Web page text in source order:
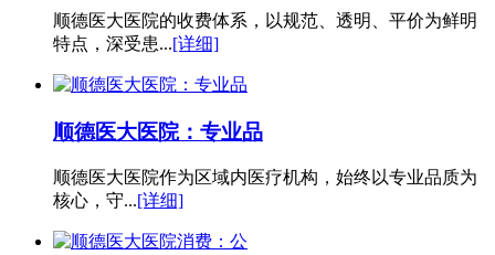
顺德医大医院的收费体系，以规范、透明、平价为鲜明
特点，深受患...[详细]
顺德医大医院：专业品
顺德医大医院作为区域内医疗机构，始终以专业品质为
核心，守...[详细]